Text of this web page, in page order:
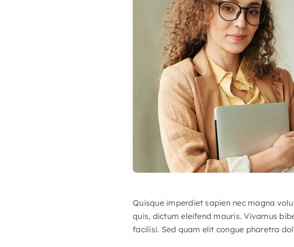
Quisque imperdiet sapien nec magna
quis, dictum eleifend mauris. Vivamus
facilisi. Sed quam elit congue pharetra